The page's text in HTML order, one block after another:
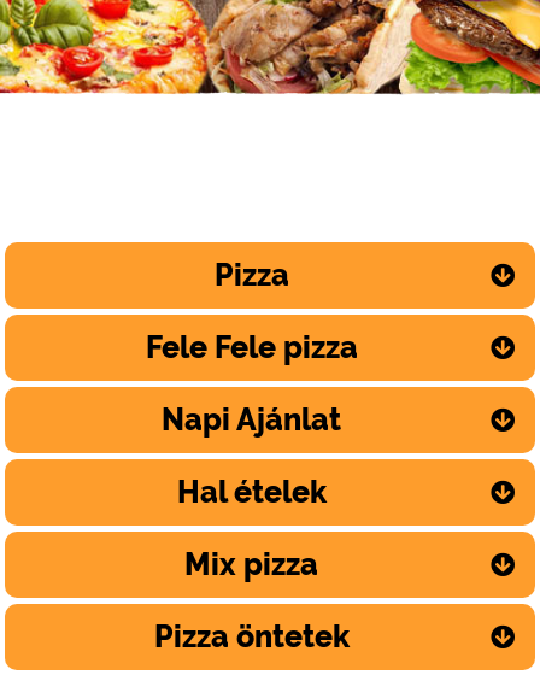
Pizza
Fele Fele pizza
Napi Ajánlat
Hal ételek
Mix pizza
Pizza öntetek